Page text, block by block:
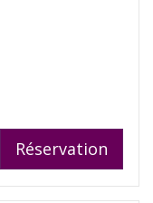
Réservation